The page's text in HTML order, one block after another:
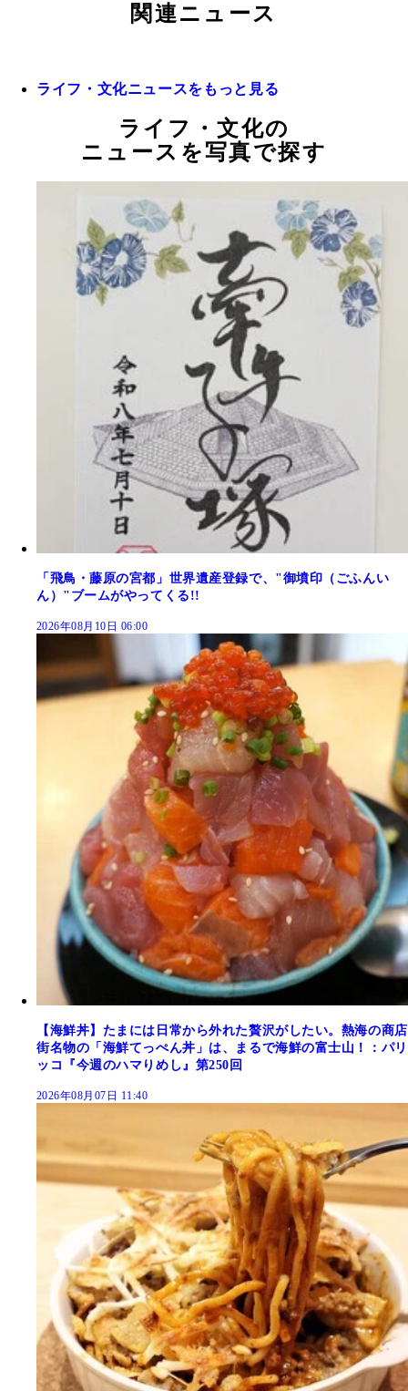
関連ニュース
ライフ・文化ニュースをもっと見る
ライフ・文化の
ニュースを写真で探す
「飛鳥・藤原の宮都」世界遺産登録で、"御墳印（ごふんい
ん）"ブームがやってくる!!
2026年08月10日 06:00
【海鮮丼】たまには日常から外れた贅沢がしたい。熱海の商店
街名物の「海鮮てっぺん丼」は、まるで海鮮の富士山！：パリ
ッコ『今週のハマりめし』第250回
2026年08月07日 11:40